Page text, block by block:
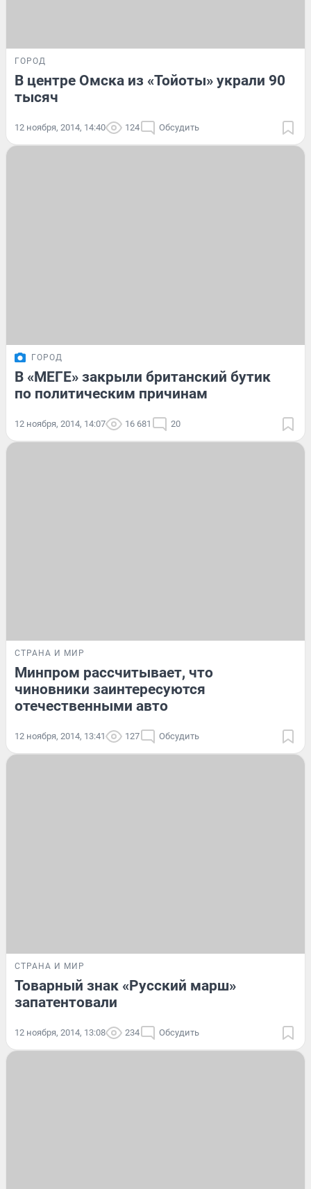
ГОРОД
В центре Омска из «Тойоты» украли 90
тысяч
12 ноября, 2014, 14:40 124 Обсудить
ГОРОД
В «МЕГЕ» закрыли британский бутик
по политическим причинам
12 ноября, 2014, 14:07 16 681 20
СТРАНА И МИР
Минпром рассчитывает, что
чиновники заинтересуются
отечественными авто
12 ноября, 2014, 13:41 127 Обсудить
СТРАНА И МИР
Товарный знак «Русский марш»
запатентовали
12 ноября, 2014, 13:08 234 Обсудить